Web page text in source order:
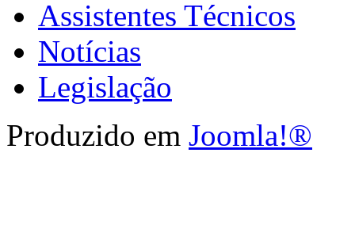
Assistentes Técnicos
Notícias
Legislação
Produzido em Joomla!®